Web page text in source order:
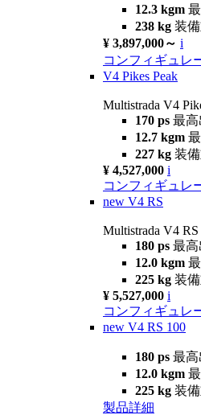
12.3 kgm
238 kg 装
¥ 3,897,000～ i
コンフィギュレ
V4 Pikes Peak
Multistrada V4
170 ps 最高
12.7 kgm
227 kg 装
¥ 4,527,000 i
コンフィギュレ
new V4 RS
Multistrada V4 RS
180 ps 最高
12.0 kgm
225 kg 装
¥ 5,527,000 i
コンフィギュレ
new V4 RS 100
180 ps 最高
12.0 kgm
225 kg 装
製品詳細